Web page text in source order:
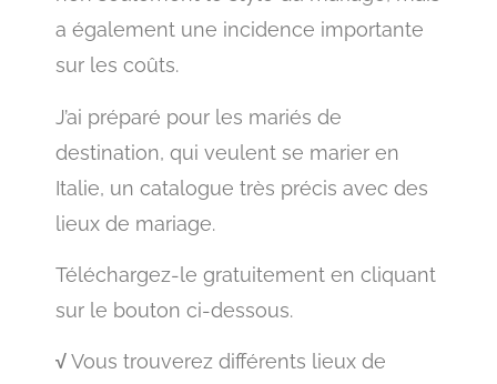
a également une incidence importante
sur les coûts.
J’ai préparé pour les mariés de
destination, qui veulent se marier en
Italie, un catalogue très précis avec des
lieux de mariage.
Téléchargez-le gratuitement en cliquant
sur le bouton ci-dessous.
√Vous trouverez différents lieux de